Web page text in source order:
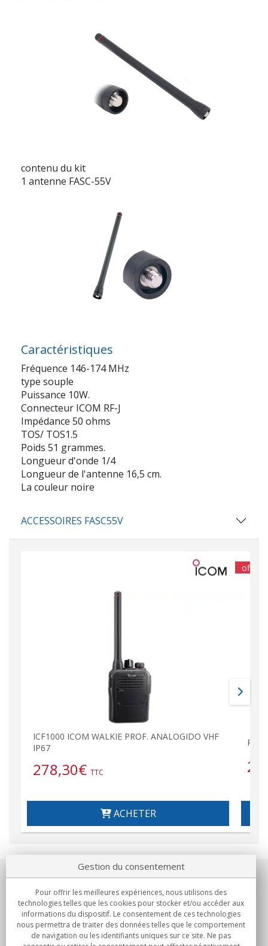
contenu du kit
1 antenne FASC-55V
Caractéristiques
Fréquence 146-174 MHz
type souple
Puissance 10W.
Connecteur ICOM RF-J
Impédance 50 ohms
TOS/ TOS1.5
Poids 51 grammes.
Longueur d'onde 1/4
Longueur de l'antenne 16,5 cm.
La couleur noire
ACCESSOIRES FASC55V
ICF1000 ICOM WALKIE PROF. ANALOGIDO VHF
IP67
278,30€ TTC
ACHETER
offre
Notre société
Engagements
Achats
Gestion du consentement
Pour offrir les meilleures expériences, nous utilisons des
technologies telles que les cookies pour stocker et/ou accéder aux
informations du dispositif. Le consentement de ces technologies
nous permettra de traiter des données telles que le comportement
de navigation ou les identifiants uniques sur ce site. Ne pas